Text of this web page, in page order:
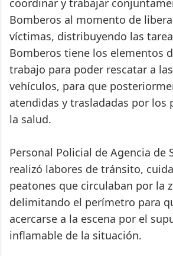
coordinar y trabajar
Bomberos al momento de
víctimas, distribuyendo las
Bomberos tiene los elementos
trabajo para poder rescatar a
vehículos, para que
atendidas y trasladadas por los
la salud.
Personal Policial de Agencia de
realizó labores de tránsito,
peatones que circulaban por la
delimitando el perímetro para
acercarse a la escena por el
inflamable de la situación.